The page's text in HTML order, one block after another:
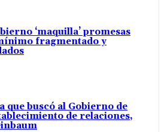
‘maquilla’ promesas
fragmentado y
que buscó al Gobierno de
de relaciones,